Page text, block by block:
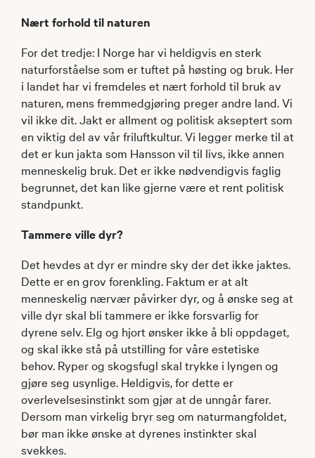
Nært forhold til naturen
For det tredje: I Norge har vi heldigvis en sterk
naturforståelse som er tuftet på høsting og bruk. Her
i landet har vi fremdeles et nært forhold til bruk av
naturen, mens fremmedgjøring preger andre land. Vi
vil ikke dit. Jakt er allment og politisk akseptert som
en viktig del av vår friluftkultur. Vi legger merke til at
det er kun jakta som Hansson vil til livs, ikke annen
menneskelig bruk. Det er ikke nødvendigvis faglig
begrunnet, det kan like gjerne være et rent politisk
standpunkt.
Tammere ville dyr?
Det hevdes at dyr er mindre sky der det ikke jaktes.
Dette er en grov forenkling. Faktum er at alt
menneskelig nærvær påvirker dyr, og å ønske seg at
ville dyr skal bli tammere er ikke forsvarlig for
dyrene selv. Elg og hjort ønsker ikke å bli oppdaget,
og skal ikke stå på utstilling for våre estetiske
behov. Ryper og skogsfugl skal trykke i lyngen og
gjøre seg usynlige. Heldigvis, for dette er
overlevelsesinstinkt som gjør at de unngår farer.
Dersom man virkelig bryr seg om naturmangfoldet,
bør man ikke ønske at dyrenes instinkter skal
svekkes.